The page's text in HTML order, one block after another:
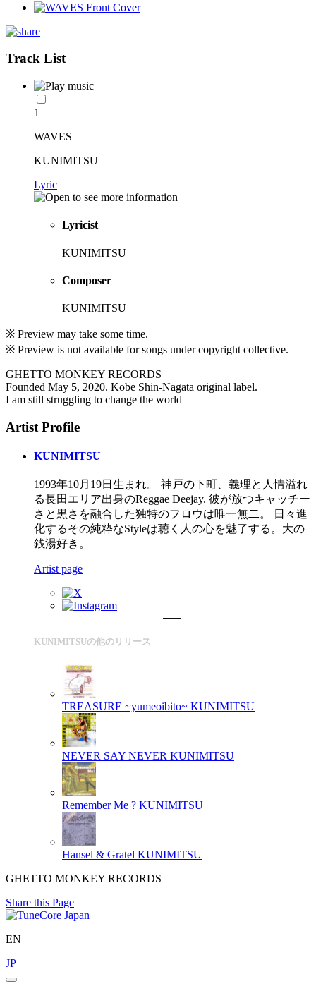
Track List
1
WAVES
KUNIMITSU
Lyric
Lyricist
KUNIMITSU
Composer
KUNIMITSU
※ Preview may take some time.
※ Preview is not available for songs under copyright collective.
GHETTO MONKEY RECORDS
Founded May 5, 2020. Kobe Shin-Nagata original label.
I am still struggling to change the world
Artist Profile
KUNIMITSU
1993年10月19日生まれ。 神戸の下町、義理と人情溢れ
る長田エリア出身のReggae Deejay. 彼が放つキャッチー
さと黒さを融合した独特のフロウは唯一無二。 日々進
化するその純粋なStyleは聴く人の心を魅了する。大の
銭湯好き。
Artist page
KUNIMITSUの他のリリース
TREASURE ~yumeoibito~ KUNIMITSU
NEVER SAY NEVER KUNIMITSU
Remember Me ? KUNIMITSU
Hansel & Gratel KUNIMITSU
GHETTO MONKEY RECORDS
Share this Page
EN
JP